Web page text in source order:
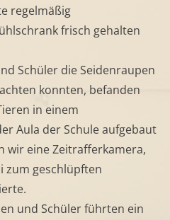
regelmäßig
frisch gehalten
Schüler die Seidenraupen
konnten, befanden
in einem
Aula der Schule aufgebaut
wir eine Zeitrafferkamera,
zum geschlüpften
und Schüler führten ein